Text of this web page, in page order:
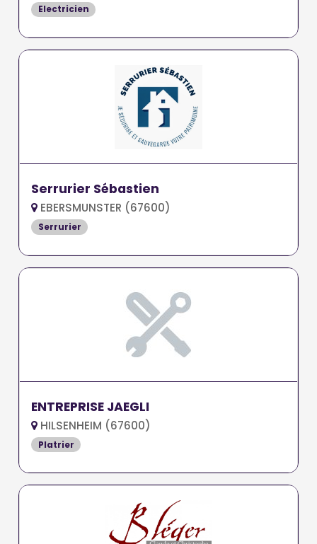
Electricien
Serrurier Sébastien
EBERSMUNSTER (67600)
Serrurier
ENTREPRISE JAEGLI
HILSENHEIM (67600)
Platrier